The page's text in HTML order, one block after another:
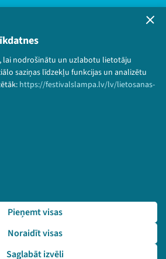
lai nodrošinātu un uzlabotu lietotāju
saziņas līdzekļu funkcijas un analizētu
https://festivalslampa.lv/lv/lietosanas-
Saglabāt izvēli
Noraidīt visas
Pieņemt visas
LAMPA Visas tiesības
informāciju!
lv/video-arhivs/2313?sp